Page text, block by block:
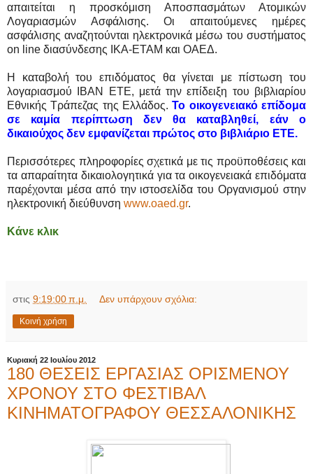
απαιτείται η προσκόμιση Αποσπασμάτων Ατομικών
Λογαριασμών Ασφάλισης. Οι απαιτούμενες ημέρες
ασφάλισης αναζητούνται ηλεκτρονικά μέσω του συστήματος
on line διασύνδεσης ΙΚΑ-ΕΤΑΜ και ΟΑΕΔ.
Η καταβολή του επιδόματος θα γίνεται με πίστωση του
λογαριασμού ΙΒΑΝ ΕΤΕ, μετά την επίδειξη του βιβλιαρίου
Εθνικής Τράπεζας της Ελλάδος.Το οικογενειακό επίδομα
σε καμία περίπτωση δεν θα καταβληθεί, εάν ο
δικαιούχος δεν εμφανίζεται πρώτος στο βιβλιάριο ΕΤΕ.
Περισσότερες πληροφορίες σχετικά με τις προϋποθέσεις και
τα απαραίτητα δικαιολογητικά για τα οικογενειακά επιδόματα
παρέχονται μέσα από την ιστοσελίδα του Οργανισμού στην
ηλεκτρονική διεύθυνση www.oaed.gr.
Κάνε κλικ
στις 9:19:00 π.μ. Δεν υπάρχουν σχόλια:
Κοινή χρήση
Κυριακή 22 Ιουλίου 2012
180 ΘΕΣΕΙΣ ΕΡΓΑΣΙΑΣ ΟΡΙΣΜΕΝΟΥ
ΧΡΟΝΟΥ ΣΤΟ ΦΕΣΤΙΒΑΛ
ΚΙΝΗΜΑΤΟΓΡΑΦΟΥ ΘΕΣΣΑΛΟΝΙΚΗΣ